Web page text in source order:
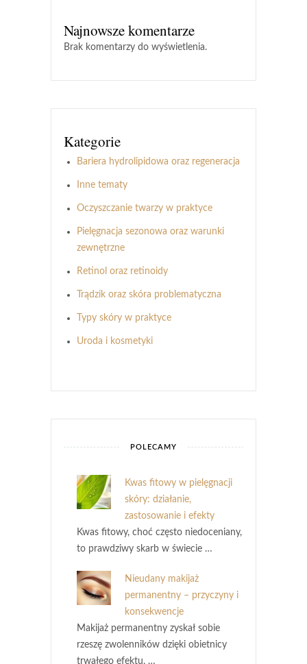
Najnowsze komentarze
Brak komentarzy do wyświetlenia.
Kategorie
Bariera hydrolipidowa oraz regeneracja
Inne tematy
Oczyszczanie twarzy w praktyce
Pielęgnacja sezonowa oraz warunki
zewnętrzne
Retinol oraz retinoidy
Trądzik oraz skóra problematyczna
Typy skóry w praktyce
Uroda i kosmetyki
POLECAMY
Kwas fitowy w pielęgnacji
skóry: działanie,
zastosowanie i efekty
Kwas fitowy, choć często niedoceniany,
to prawdziwy skarb w świecie …
Nieudany makijaż
permanentny – przyczyny i
konsekwencje
Makijaż permanentny zyskał sobie
rzeszę zwolenników dzięki obietnicy
trwałego efektu, …